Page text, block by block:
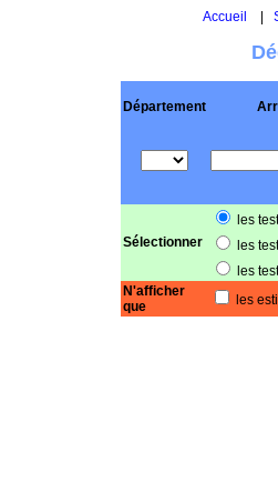
Accueil
Département
Sélectionner
les
les
les
N'afficher
que
les